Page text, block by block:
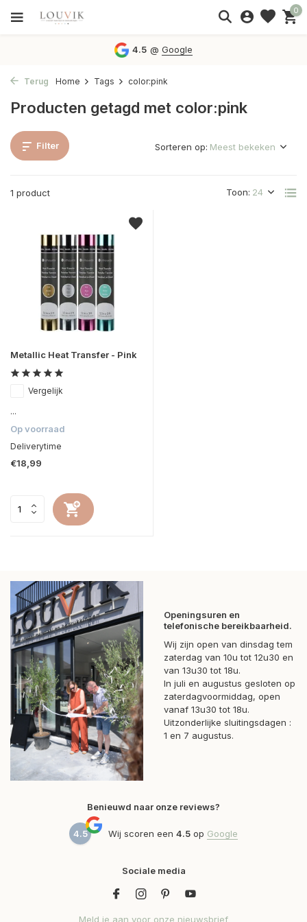
0
4.5 @Google
Terug Home Tags color:pink
Producten getagd met color:pink
Filter
1 product Toon:
Sorteren op:
Metallic Heat Transfer - Pink
Vergelijk
...
Op voorraad
Deliverytime
€18,99
Openingsuren en
telefonische bereikbaarheid.
Wij zijn open van dinsdag tem
zaterdag van 10u tot 12u30 en
van 13u30 tot 18u.
In juli en augustus gesloten op
zaterdagvoormiddag, open
vanaf 13u30 tot 18u.
Uitzonderlijke sluitingsdagen :
1 en 7 augustus.
Benieuwd naar onze reviews?
4.5 Wij scoren een 4.5 op Google
Sociale media
Meld je aan voor onze nieuwsbrief